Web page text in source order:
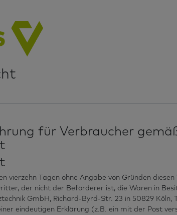
für Verbraucher
vierzehn Tagen ohne Angabe von Gründen
der nicht der Beförderer ist, die Waren in
GmbH, Richard-Byrd-Str. 23 in 50829
eindeutigen Erklärung (z.B. ein mit der Post